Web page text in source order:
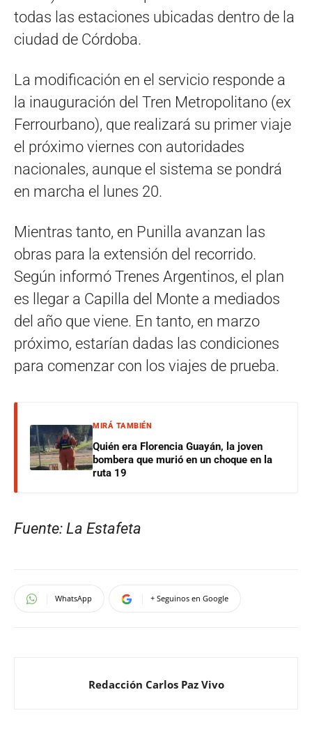
todas las estaciones ubicadas dentro de la
ciudad de Córdoba.
La modificación en el servicio responde a
la inauguración del Tren Metropolitano (ex
Ferrourbano), que realizará su primer viaje
el próximo viernes con autoridades
nacionales, aunque el sistema se pondrá
en marcha el lunes 20.
Mientras tanto, en Punilla avanzan las
obras para la extensión del recorrido.
Según informó Trenes Argentinos, el plan
es llegar a Capilla del Monte a mediados
del año que viene. En tanto, en marzo
próximo, estarían dadas las condiciones
para comenzar con los viajes de prueba.
MIRÁ TAMBIÉN
Quién era Florencia Guayán, la joven
bombera que murió en un choque en la
ruta 19
Fuente: La Estafeta
WhatsApp + Seguinos en Google
Redacción Carlos Paz Vivo